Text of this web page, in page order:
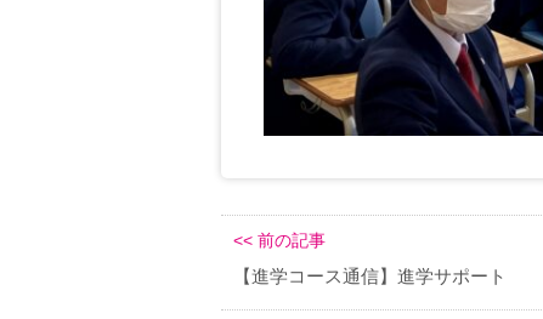
<< 前の記事
【進学コース通信】進学サポート